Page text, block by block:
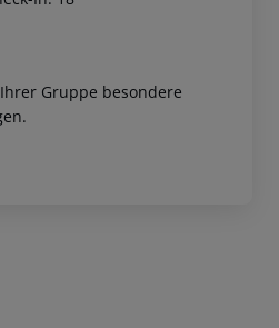
Gruppe besondere